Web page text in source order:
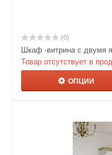
(0)
Шкаф -витрина с двумя
Товар отсутствует в
ОПЦИИ